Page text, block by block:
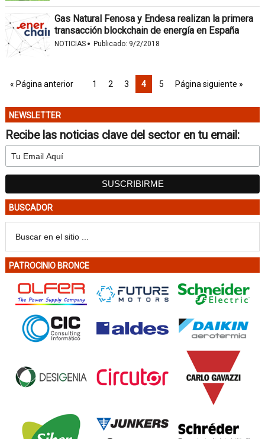
Gas Natural Fenosa y Endesa realizan la primera
transacción blockchain de energía en España
NOTICIAS · Publicado: 9/2/2018
« Página anterior 1 2 3 4 5 Página siguiente »
NEWSLETTER
Recibe las noticias clave del sector en tu email:
BUSCADOR
PATROCINIO BRONCE